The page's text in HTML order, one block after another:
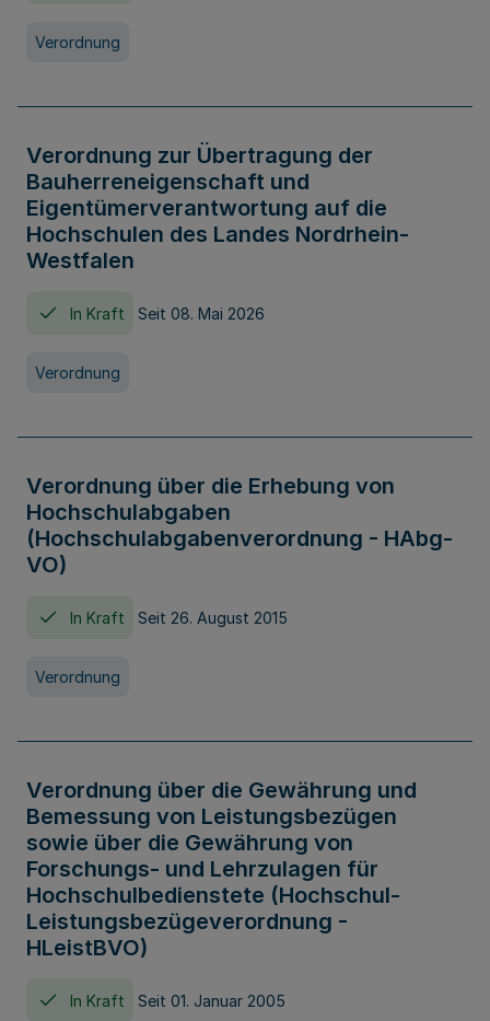
Verordnung
Verordnung zur Übertragung der
Bauherreneigenschaft und
Eigentümerverantwortung auf die
Hochschulen des Landes Nordrhein-
Westfalen
In Kraft Seit 08. Mai 2026
Verordnung
Verordnung über die Erhebung von
Hochschulabgaben
(Hochschulabgabenverordnung - HAbg-
VO)
In Kraft Seit 26. August 2015
Verordnung
Verordnung über die Gewährung und
Bemessung von Leistungsbezügen
sowie über die Gewährung von
Forschungs- und Lehrzulagen für
Hochschulbedienstete (Hochschul-
Leistungsbezügeverordnung -
HLeistBVO)
In Kraft Seit 01. Januar 2005